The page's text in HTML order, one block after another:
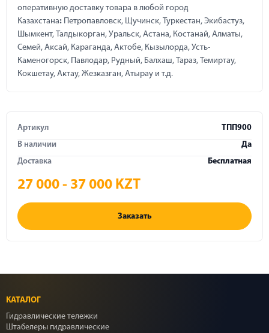
оперативную доставку товара в любой город
Казахстана: Петропавловск, Щучинск, Туркестан, Экибастуз,
Шымкент, Талдыкорган, Уральск, Астана, Костанай, Алматы,
Семей, Аксай, Караганда, Актобе, Кызылорда, Усть-
Каменогорск, Павлодар, Рудный, Балхаш, Тараз, Темиртау,
Кокшетау, Актау, Жезказган, Атырау и т.д.
Артикул
ТПП900
В наличии
Да
Доставка
Бесплатная
27 000 - 37 000 KZT
Заказать
КАТАЛОГ
Гидравлические тележки
Штабелеры гидравлические